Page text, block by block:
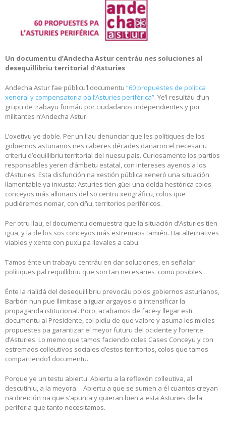
Un documentu d’Andecha Astur centráu nes soluciones al
desequillibriu territorial d’Asturies
Andecha Astur fae públicu’l documentu “60 propuestes de política
xeneral y compensatoria pa l’Asturies periférica”. Ye’l resultáu d’un
grupu de trabayu formáu por ciudadanos independientes y por
militantes n’Andecha Astur.
L’oxetivu ye doble. Per un llau denunciar que les polítiques de los
gobiernos asturianos nes caberes décades dañaron el necesariu
criteriu d’equillibriu territorial del nuesu país. Curiosamente los partíos
responsables yeren d’ámbetu estatal, con intereses ayenos a los
d’Asturies. Esta disfunción na xestión pública xeneró una situación
llamentable ya inxusta: Asturies tien güei una delda hestórica colos
conceyos más alloñaos del so centru xeográficu, colos que
pudiéremos nomar, con ciñu, territorios periféricos.
Per otru llau, el documentu demuestra que la situación d’Asturies tien
igua, y la de los sos conceyos más estremaos tamién. Hai alternatives
viables y xente con puxu pa llevales a cabu.
Tamos énte un trabayu centráu en dar soluciones, en señalar
polítiques pal requillibriu que son tan necesaries comu posibles.
Énte la rialidá del desequillibriu prevocáu polos gobiernos asturianos,
Barbón nun pue llimitase a iguar argayos o a intensificar la
propaganda istitucional. Poro, acabamos de face-y llegar esti
documentu al Presidente, col pidíu de que valore y asuma les midíes
propuestes pa garantizar el meyor futuru del ocidente y l’oriente
d’Asturies. Lo memo que tamos faciendo coles Cases Conceyu y con
estremaos colleutivos sociales d’estos territorios, colos que tamos
compartiendo’l documentu.
Porque ye un testu abiertu. Abiertu a la reflexón colleutiva, al
descutiniu, a la meyora… Abiertu a que se sumen a él cuantos creyan
na direición na que s’apunta y quieran bien a esta Asturies de la
periferia que tanto necesitamos.